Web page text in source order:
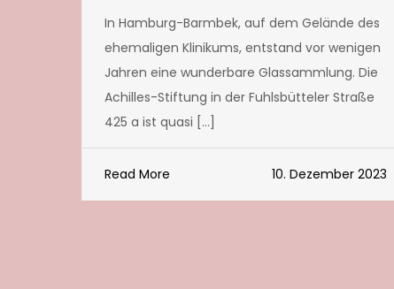
In Hamburg-Barmbek, auf dem Gelände des
ehemaligen Klinikums, entstand vor wenigen
Jahren eine wunderbare Glassammlung. Die
Achilles-Stiftung in der Fuhlsbütteler Straße
425 a ist quasi […]
Read More 10. Dezember 2023